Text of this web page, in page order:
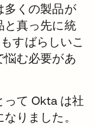
多くの製品が
と真っ先に統
すばらしいこ
悩む必要があ
って Okta は社
りました。